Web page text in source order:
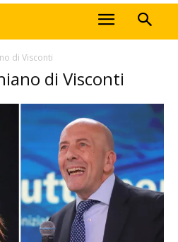
di Visconti
di Visconti